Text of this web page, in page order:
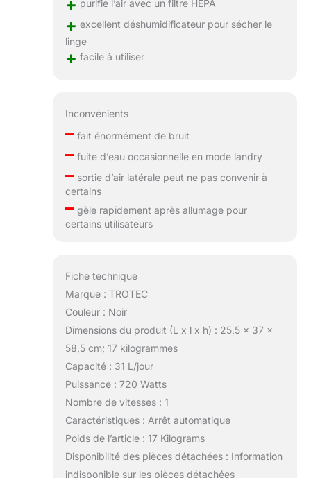
purifie l’air avec un filtre HEPA
+ excellent déshumidificateur pour sécher le
linge
+ facile à utiliser
Inconvénients
–fait énormément de bruit
–fuite d’eau occasionnelle en mode landry
–sortie d’air latérale peut ne pas convenir à
certains
–gèle rapidement après allumage pour
certains utilisateurs
Fiche technique
Marque : TROTEC
Couleur : Noir
Dimensions du produit (L x l x h) : 25,5 x 37 x
58,5 cm; 17 kilogrammes
Capacité : 31 L/jour
Puissance : 720 Watts
Nombre de vitesses : 1
Caractéristiques : Arrêt automatique
Poids de l’article : 17 Kilograms
Disponibilité des pièces détachées : Information
indisponible sur les pièces détachées